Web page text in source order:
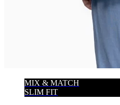
MIX & MATCH
SLIM FIT